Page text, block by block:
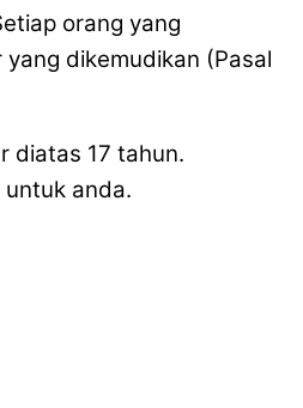
orang yang
dikemudikan (Pasal
diatas 17 tahun.
anda.